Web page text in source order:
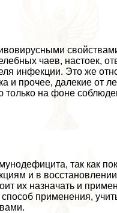
чаев, настоек,
инфекции. Это же
и прочее, далекие от
на фоне
так как
и в
их назначать и
применения,